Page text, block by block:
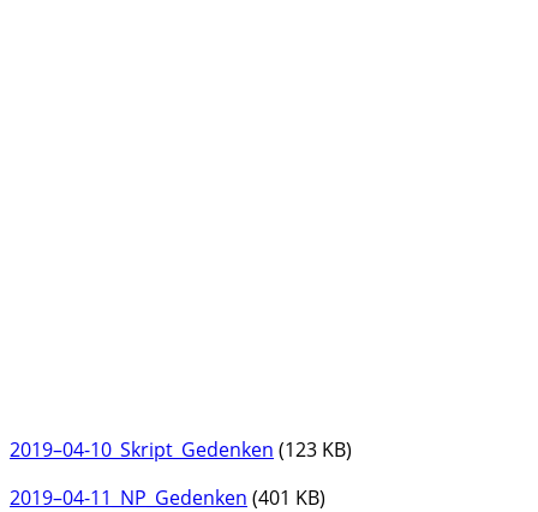
2019–04-10_Skript_Gedenken (123 KB)
2019–04-11_NP_Gedenken (401 KB)